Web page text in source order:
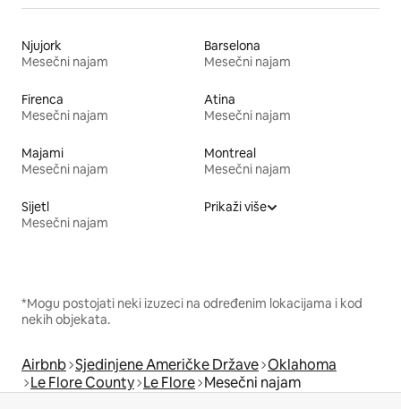
Njujork
Mesečni najam
Barselona
Mesečni najam
Firenca
Mesečni najam
Atina
Mesečni najam
Majami
Mesečni najam
Montreal
Mesečni najam
Sijetl
Mesečni najam
Prikaži više
*Mogu postojati neki izuzeci na određenim lokacijama i kod
nekih objekata.
Airbnb Sjedinjene Američke Države Oklahoma
Le Flore County Le Flore Mesečni najam